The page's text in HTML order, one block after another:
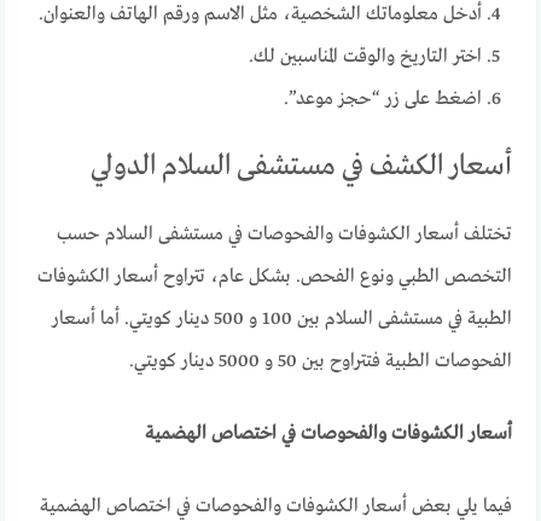
أدخل معلوماتك الشخصية، مثل الاسم ورقم الهاتف والعنوان.
اختر التاريخ والوقت المناسبين لك.
اضغط على زر “حجز موعد”.
أسعار الكشف في مستشفى السلام الدولي
تختلف أسعار الكشوفات والفحوصات في مستشفى السلام حسب
التخصص الطبي ونوع الفحص. بشكل عام، تتراوح أسعار الكشوفات
الطبية في مستشفى السلام بين 100 و 500 دينار كويتي. أما أسعار
الفحوصات الطبية فتتراوح بين 50 و 5000 دينار كويتي.
أسعار الكشوفات والفحوصات في اختصاص الهضمية
فيما يلي بعض أسعار الكشوفات والفحوصات في اختصاص الهضمية